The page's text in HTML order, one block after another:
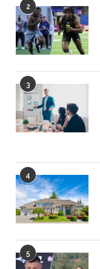
2
3
4
5